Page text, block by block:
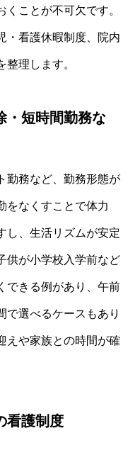
ことが不可欠です。
・看護休暇制度、院内
理します。
・短時間勤務な
勤務など、勤務形態が
をなくすことで体力
し、生活リズムが安定
供が小学校入学前など
できる例があり、午前
で選べるケースもあり
えや家族との時間が確
看護制度